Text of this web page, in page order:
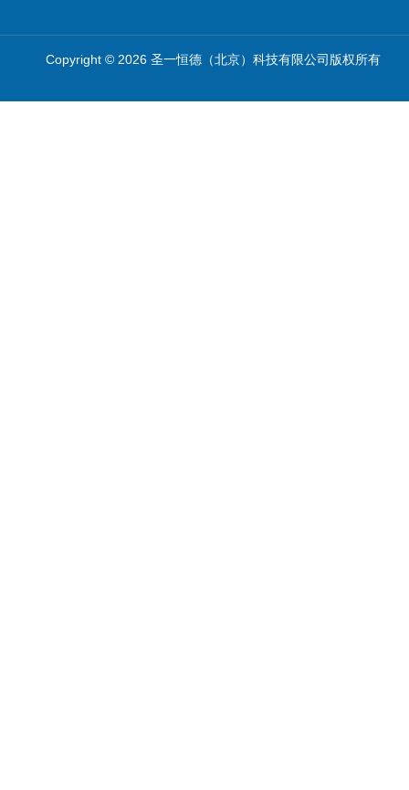
Copyright © 2026 圣一恒德（北京）科技有限公司版权所有